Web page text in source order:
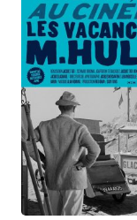
over
Les
vacances
de
Monsieur
Hulot